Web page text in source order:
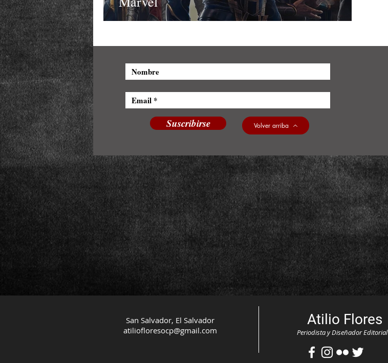
Suscribirse Volver arriba
San Salvador, El Salvador
atiliofloresocp@gmail.com
Atilio Flores
Periodista y Diseñador Editorial